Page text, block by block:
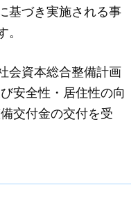
基づき実施される事
。
会資本総合整備計画
安全性・居住性の向
交付金の交付を受